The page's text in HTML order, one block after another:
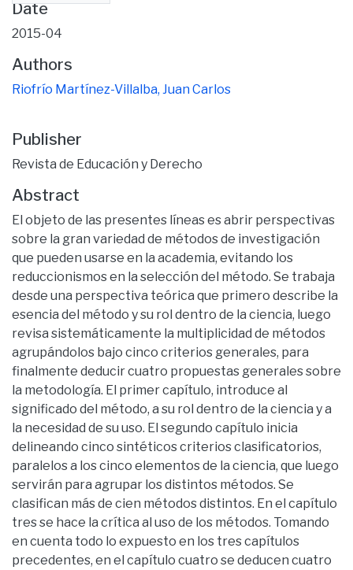
Date
2015-04
Authors
Riofrío Martínez-Villalba, Juan Carlos
Publisher
Revista de Educación y Derecho
Abstract
El objeto de las presentes líneas es abrir perspectivas
sobre la gran variedad de métodos de investigación
que pueden usarse en la academia, evitando los
reduccionismos en la selección del método. Se trabaja
desde una perspectiva teórica que primero describe la
esencia del método y su rol dentro de la ciencia, luego
revisa sistemáticamente la multiplicidad de métodos
agrupándolos bajo cinco criterios generales, para
finalmente deducir cuatro propuestas generales sobre
la metodología. El primer capítulo, introduce al
significado del método, a su rol dentro de la ciencia y a
la necesidad de su uso. El segundo capítulo inicia
delineando cinco sintéticos criterios clasificatorios,
paralelos a los cinco elementos de la ciencia, que luego
servirán para agrupar los distintos métodos. Se
clasifican más de cien métodos distintos. En el capítulo
tres se hace la crítica al uso de los métodos. Tomando
en cuenta todo lo expuesto en los tres capítulos
precedentes, en el capítulo cuatro se deducen cuatro